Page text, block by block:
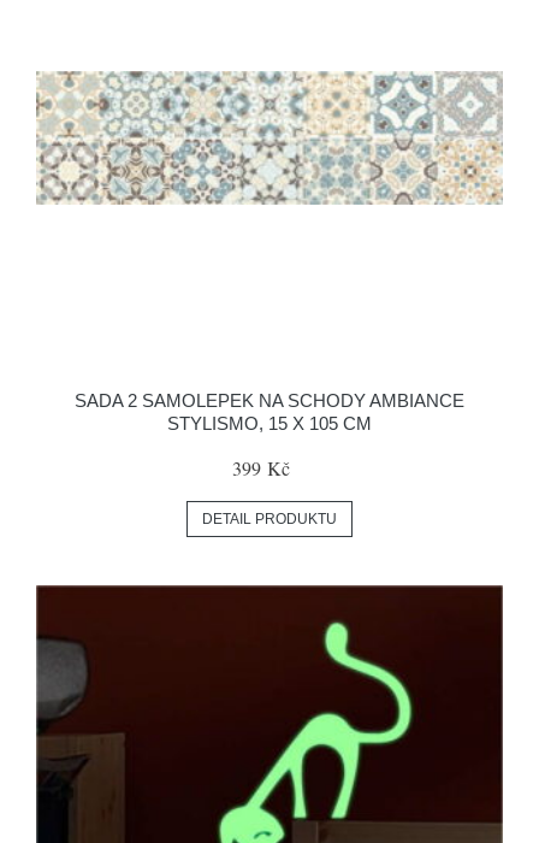
SADA 2 SAMOLEPEK NA SCHODY AMBIANCE
STYLISMO, 15 X 105 CM
399 Kč
DETAIL PRODUKTU